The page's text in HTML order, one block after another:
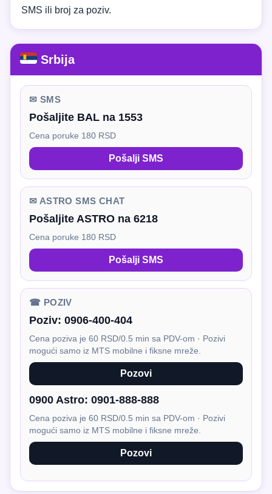
SMS ili broj za poziv.
Srbija
✉ SMS
Pošaljite BAL na 1553
Cena poruke 180 RSD
Pošalji SMS
✉ ASTRO SMS CHAT
Pošaljite ASTRO na 6218
Cena poruke 180 RSD
Pošalji SMS
☎ POZIV
Poziv: 0906-400-404
Cena poziva je 60 RSD/0.5 min sa PDV-om · Pozivi
mogući samo iz MTS mobilne i fiksne mreže.
Pozovi
0900 Astro: 0901-888-888
Cena poziva je 60 RSD/0.5 min sa PDV-om · Pozivi
mogući samo iz MTS mobilne i fiksne mreže.
Pozovi